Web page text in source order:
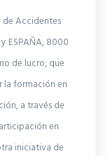
de Accidentes
ESPAÑA, 8000
de lucro, que
la formación en
a través de
en
iniciativa de